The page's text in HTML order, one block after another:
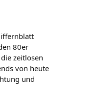
80er
zeitlosen
von heute
und